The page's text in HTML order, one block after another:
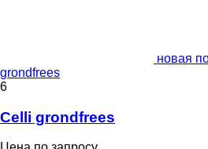
новая
grondfrees
6
Celli grondfrees